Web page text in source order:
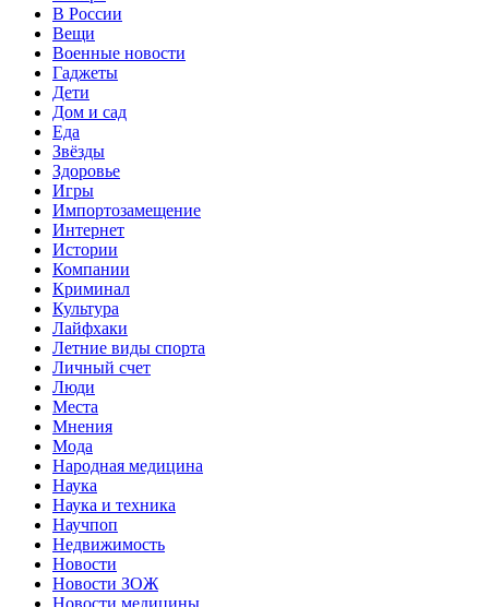
В России
Вещи
Военные новости
Гаджеты
Дети
Дом и сад
Еда
Звёзды
Здоровье
Игры
Импортозамещение
Интернет
Истории
Компании
Криминал
Культура
Лайфхаки
Летние виды спорта
Личный счет
Люди
Места
Мнения
Мода
Народная медицина
Наука
Наука и техника
Научпоп
Недвижимость
Новости
Новости ЗОЖ
Новости медицины